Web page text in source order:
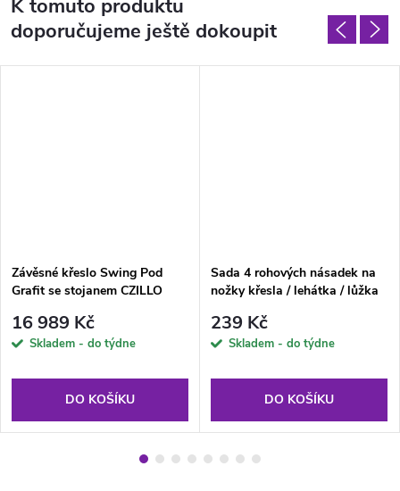
K tomuto produktu
doporučujeme ještě dokoupit
Závěsné křeslo Swing Pod
Grafit se stojanem CZILLO
16 989 Kč
Skladem - do týdne
DO KOŠÍKU
Sada 4 rohových násadek na
nožky křesla / lehátka / lůžka
239 Kč
Skladem - do týdne
DO KOŠÍKU